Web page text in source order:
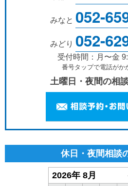
みなと 052-
みどり 052-
受付時間：月〜金
番号タップで電話がか
土曜日・夜間の相
休日・夜間相談
2026年 8月